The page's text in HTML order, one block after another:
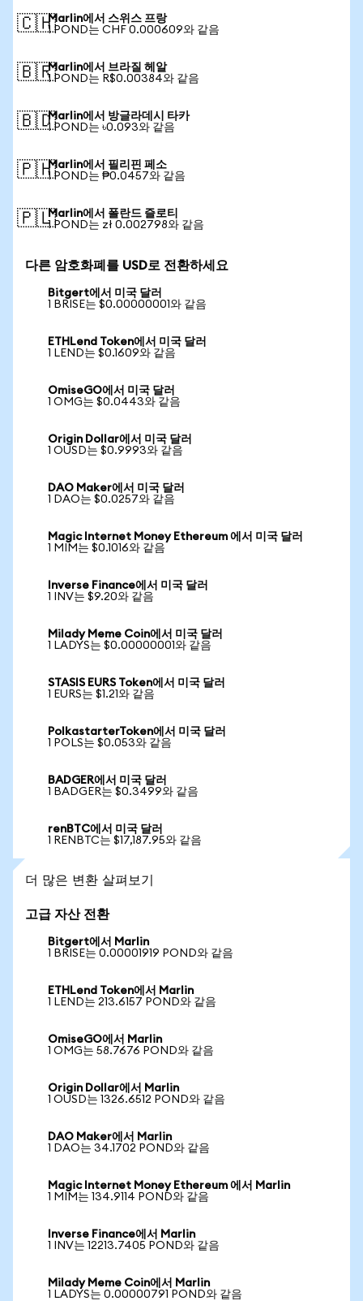
🇨🇭Marlin에서 스위스 프랑
1 POND는 CHF 0.000609와 같음
🇧🇷Marlin에서 브라질 헤알
1 POND는 R$0.00384와 같음
🇧🇩Marlin에서 방글라데시 타카
1 POND는 ৳0.093와 같음
🇵🇭Marlin에서 필리핀 페소
1 POND는 ₱0.0457와 같음
🇵🇱Marlin에서 폴란드 즐로티
1 POND는 zł 0.002798와 같음
다른 암호화폐를 USD로 전환하세요
Bitgert에서 미국 달러
1 BRISE는 $0.00000001와 같음
ETHLend Token에서 미국 달러
1 LEND는 $0.1609와 같음
OmiseGO에서 미국 달러
1 OMG는 $0.0443와 같음
Origin Dollar에서 미국 달러
1 OUSD는 $0.9993와 같음
DAO Maker에서 미국 달러
1 DAO는 $0.0257와 같음
Magic Internet Money Ethereum 에서 미국 달러
1 MIM는 $0.1016와 같음
Inverse Finance에서 미국 달러
1 INV는 $9.20와 같음
Milady Meme Coin에서 미국 달러
1 LADYS는 $0.00000001와 같음
STASIS EURS Token에서 미국 달러
1 EURS는 $1.21와 같음
PolkastarterToken에서 미국 달러
1 POLS는 $0.053와 같음
BADGER에서 미국 달러
1 BADGER는 $0.3499와 같음
renBTC에서 미국 달러
1 RENBTC는 $17,187.95와 같음
더 많은 변환 살펴보기
고급 자산 전환
Bitgert에서 Marlin
1 BRISE는 0.00001919 POND와 같음
ETHLend Token에서 Marlin
1 LEND는 213.6157 POND와 같음
OmiseGO에서 Marlin
1 OMG는 58.7676 POND와 같음
Origin Dollar에서 Marlin
1 OUSD는 1326.6512 POND와 같음
DAO Maker에서 Marlin
1 DAO는 34.1702 POND와 같음
Magic Internet Money Ethereum 에서 Marlin
1 MIM는 134.9114 POND와 같음
Inverse Finance에서 Marlin
1 INV는 12213.7405 POND와 같음
Milady Meme Coin에서 Marlin
1 LADYS는 0.00000791 POND와 같음